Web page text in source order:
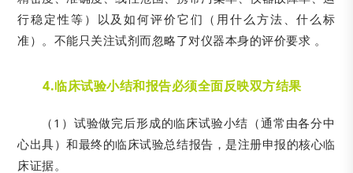
行稳定性等）以及如何评价它们（用什么方法、什么标
准）。不能只关注试剂而忽略了对仪器本身的评价要求 。
4.临床试验小结和报告必须全面反映双方结果
（1）试验做完后形成的临床试验小结（通常由各分中
心出具）和最终的临床试验总结报告，是注册申报的核心临
床证据。